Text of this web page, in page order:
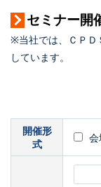
セミナー開
※当社では、ＣＰＤ
しています。
開催形
式